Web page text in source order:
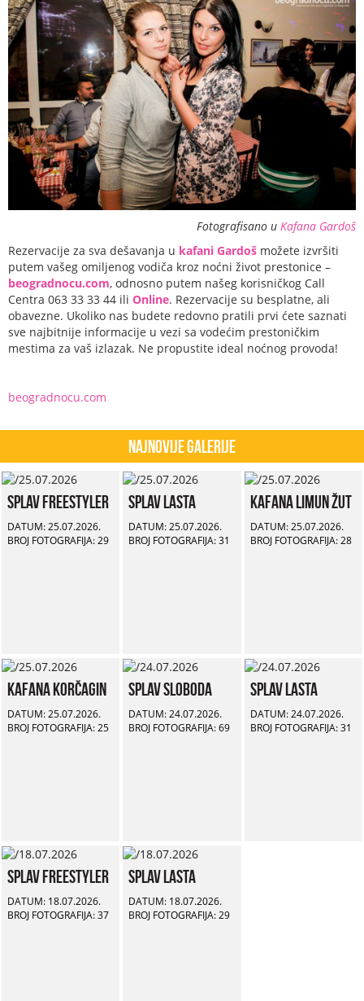
Fotografisano u Kafana Gardoš
Rezervacije za sva dešavanja u kafani Gardoš možete izvršiti
putem vašeg omiljenog vodiča kroz noćni život prestonice –
beogradnocu.com, odnosno putem našeg korisničkog Call
Centra 063 33 33 44 ili Online. Rezervacije su besplatne, ali
obavezne. Ukoliko nas budete redovno pratili prvi ćete saznati
sve najbitnije informacije u vezi sa vodećim prestoničkim
mestima za vaš izlazak. Ne propustite ideal noćnog provoda!
beogradnocu.com
Najnovije Galerije
Splav Freestyler
DATUM: 25.07.2026.
BROJ FOTOGRAFIJA: 29
Splav Lasta
DATUM: 25.07.2026.
BROJ FOTOGRAFIJA: 31
Kafana Limun Žut
DATUM: 25.07.2026.
BROJ FOTOGRAFIJA: 28
Kafana Korčagin
DATUM: 25.07.2026.
BROJ FOTOGRAFIJA: 25
Splav Sloboda
DATUM: 24.07.2026.
BROJ FOTOGRAFIJA: 69
Splav Lasta
DATUM: 24.07.2026.
BROJ FOTOGRAFIJA: 31
Splav Freestyler
DATUM: 18.07.2026.
BROJ FOTOGRAFIJA: 37
Splav Lasta
DATUM: 18.07.2026.
BROJ FOTOGRAFIJA: 29